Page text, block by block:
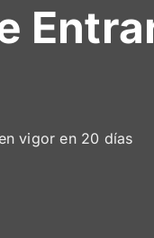
vigor en 20 días